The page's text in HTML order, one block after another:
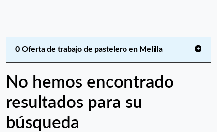
0 Oferta de trabajo de pastelero en Melilla
No hemos encontrado
resultados para su
búsqueda